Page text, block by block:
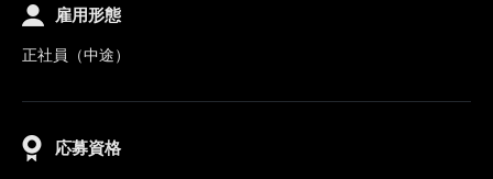
雇用形態
正社員（中途）
応募資格